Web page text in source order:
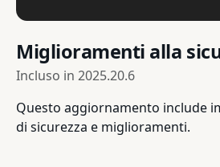
Miglioramenti alla
Incluso in 2025.20.6
Questo aggiornamento include
di sicurezza e miglioramenti.